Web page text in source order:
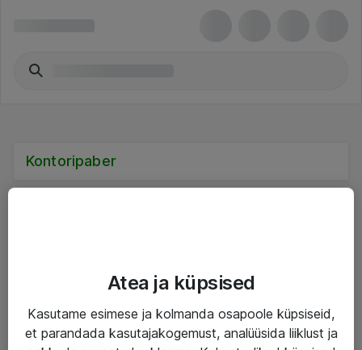
Kontoripaber
IT taristu
Haldusteenused
Atea ja küpsised
Kasutame esimese ja kolmanda osapoole küpsiseid,
et parandada kasutajakogemust, analüüsida liiklust ja